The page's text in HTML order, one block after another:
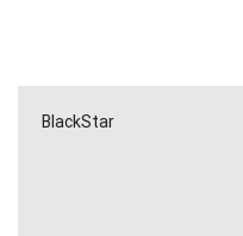
BlackStar